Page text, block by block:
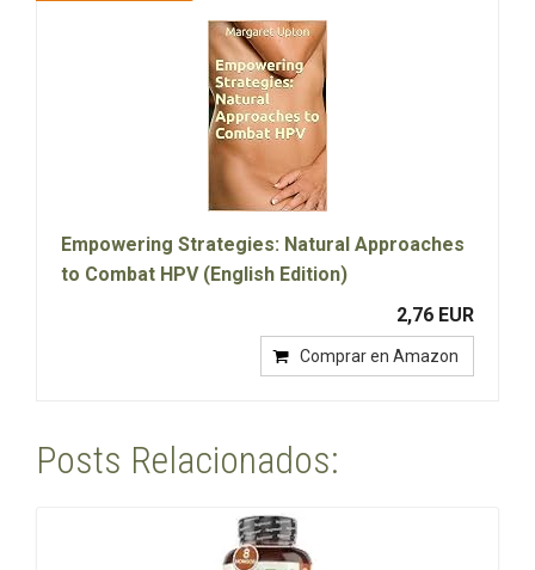
Empowering Strategies: Natural Approaches
to Combat HPV (English Edition)
2,76 EUR
Comprar en Amazon
Posts Relacionados: